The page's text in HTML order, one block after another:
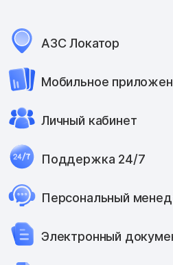
АЗС Локатор
Мобильное
Личный кабинет
Поддержка 24/7
Персональный
Электронный